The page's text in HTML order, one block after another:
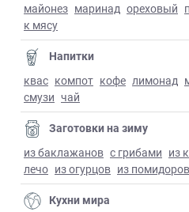
майонез маринад ореховый
к мясу
Напитки
квас компот кофе лимонад
смузи чай
Заготовки на зиму
из баклажанов с грибами из
лечо из огурцов из помидоров
Кухни мира